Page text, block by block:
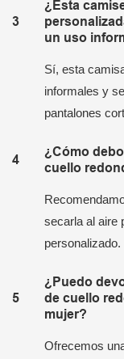
3
¿Esta
un uso
Sí, esta
informales y
pantalones
4
¿Cómo
cuello
secarla al aire
personalizado.
5
¿Puedo
de cuello
mujer?
Ofrecemos